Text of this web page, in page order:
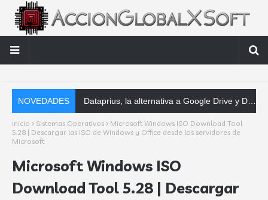
NOVEDADES Dataprius, la alternativa a Google Drive y Dropbox que las empresas deberían conoce
Inicio Sistemas Operativos
Microsoft Windows ISO Download Tool
5.28 | Descargar las ISO de Windows y Office desde los servidores de
Microsoft
Microsoft Windows ISO
Download Tool 5.28 | Descargar